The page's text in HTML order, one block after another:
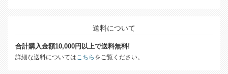
送料について
合計購入金額10,000円以上で送料無料!
詳細な送料については こちら をご覧ください。